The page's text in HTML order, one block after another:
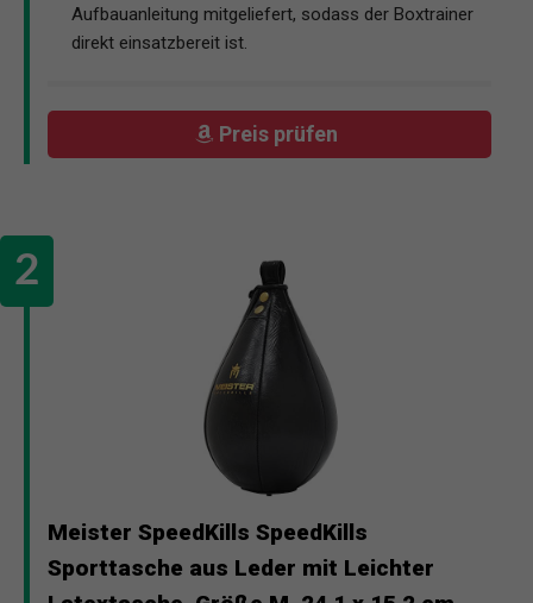
Aufbauanleitung mitgeliefert, sodass der Boxtrainer
direkt einsatzbereit ist.
Preis prüfen
Meister SpeedKills SpeedKills
Sporttasche aus Leder mit Leichter